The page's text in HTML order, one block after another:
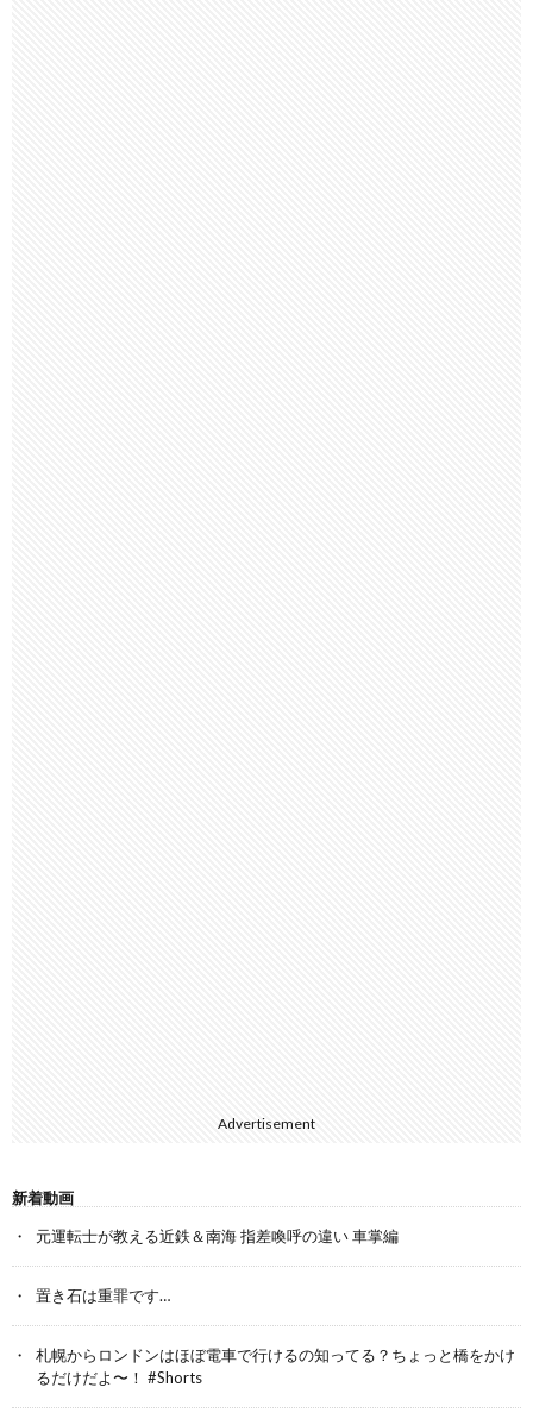
Advertisement
新着動画
元運転士が教える近鉄＆南海 指差喚呼の違い 車掌編
置き石は重罪です…
札幌からロンドンはほぼ電車で行けるの知ってる？ちょっと橋をかけ
るだけだよ〜！ #Shorts